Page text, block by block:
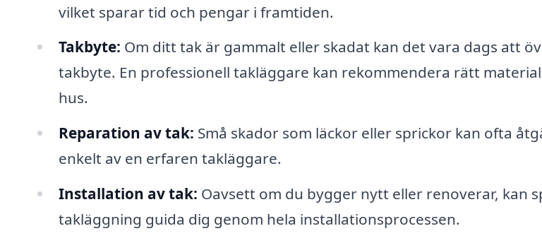
vilket sparar tid och pengar i framtiden.
Takbyte: Om ditt tak är gammalt eller skadat kan det vara dags att
takbyte. En professionell takläggare kan rekommendera rätt
hus.
Reparation av tak: Små skador som läckor eller sprickor kan ofta
enkelt av en erfaren takläggare.
Installation av tak: Oavsett om du bygger nytt eller renoverar, kan
takläggning guida dig genom hela installationsprocessen.